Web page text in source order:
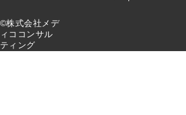
©株式会社メデ
ィココンサル
ティング